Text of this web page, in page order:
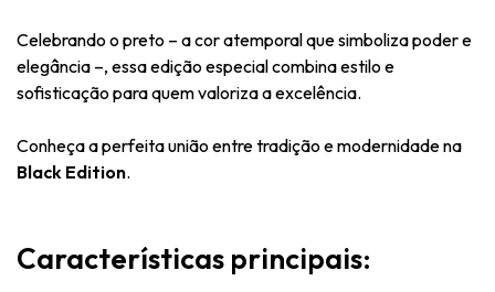
Celebrando o preto – a cor atemporal que simboliza poder e
elegância –, essa edição especial combina estilo e
sofisticação para quem valoriza a excelência.
Conheça a perfeita união entre tradição e modernidade na
Black Edition.
Características principais: